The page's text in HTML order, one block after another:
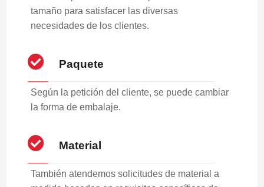
tamaño para satisfacer las diversas
necesidades de los clientes.
Paquete
Según la petición del cliente, se puede cambiar
la forma de embalaje.
Material
También atendemos solicitudes de material a